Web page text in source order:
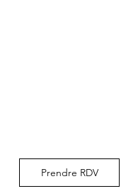
Prendre RDV